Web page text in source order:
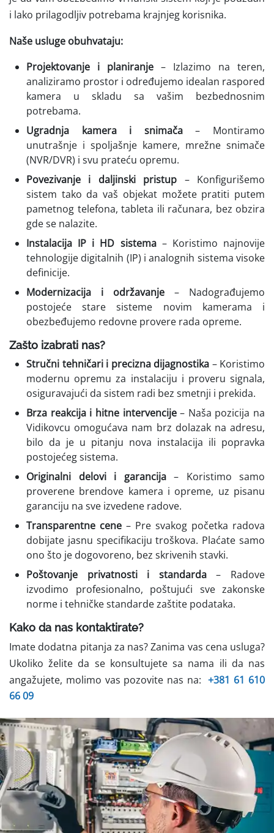
i lako prilagodljiv potrebama krajnjeg korisnika.
Naše usluge obuhvataju:
Projektovanje i planiranje – Izlazimo na teren,
analiziramo prostor i određujemo idealan raspored
kamera u skladu sa vašim bezbednosnim
potrebama.
Ugradnja kamera i snimača– Montiramo
unutrašnje i spoljašnje kamere, mrežne snimače
(NVR/DVR) i svu prateću opremu.
Povezivanje i daljinski pristup – Konfigurišemo
sistem tako da vaš objekat možete pratiti putem
pametnog telefona, tableta ili računara, bez obzira
gde se nalazite.
Instalacija IP i HD sistema– Koristimo najnovije
tehnologije digitalnih (IP) i analognih sistema visoke
definicije.
Modernizacija i održavanje – Nadograđujemo
postojeće stare sisteme novim kamerama i
obezbeđujemo redovne provere rada opreme.
Zašto izabrati nas?
Stručni tehničari i precizna dijagnostika – Koristimo
modernu opremu za instalaciju i proveru signala,
osiguravajući da sistem radi bez smetnji i prekida.
Brza reakcija i hitne intervencije– Naša pozicija na
Vidikovcu omogućava nam brz dolazak na adresu,
bilo da je u pitanju nova instalacija ili popravka
postojećeg sistema.
Originalni delovi i garancija– Koristimo samo
proverene brendove kamera i opreme, uz pisanu
garanciju na sve izvedene radove.
Transparentne cene – Pre svakog početka radova
dobijate jasnu specifikaciju troškova. Plaćate samo
ono što je dogovoreno, bez skrivenih stavki.
Poštovanje privatnosti i standarda– Radove
izvodimo profesionalno, poštujući sve zakonske
norme i tehničke standarde zaštite podataka.
Kako da nas kontaktirate?
Imate dodatna pitanja za nas? Zanima vas cena usluga?
Ukoliko želite da se konsultujete sa nama ili da nas
angažujete, molimo vas pozovite nas na: +381 61 610
66 09